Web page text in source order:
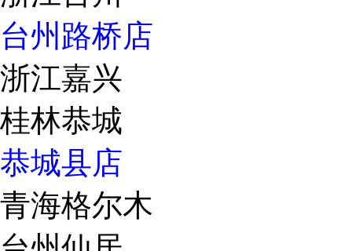
台州路桥店
浙江嘉兴
桂林恭城
恭城县店
青海格尔木